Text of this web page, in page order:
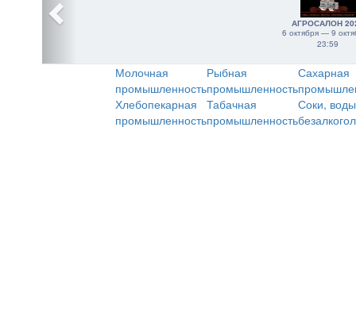
АГРОСАЛОН
6 октября — 9
23:59
Молочная
промышленность
Рыбная
промышленность
Сахарная
Хлебопекарная
промышленность
Табачная
промышленность
Соки,